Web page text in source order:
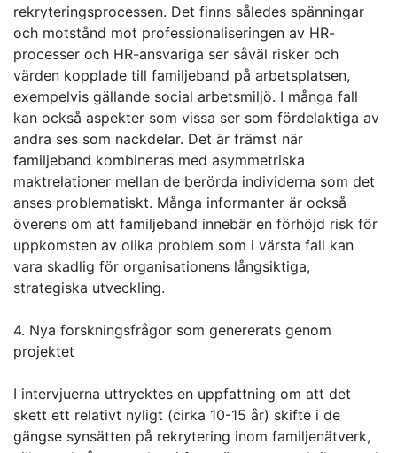
rekryteringsprocessen. Det finns således spänningar
och motstånd mot professionaliseringen av HR-
processer och HR-ansvariga ser såväl risker och
värden kopplade till familjeband på arbetsplatsen,
exempelvis gällande social arbetsmiljö. I många fall
kan också aspekter som vissa ser som fördelaktiga av
andra ses som nackdelar. Det är främst när
familjeband kombineras med asymmetriska
maktrelationer mellan de berörda individerna som det
anses problematiskt. Många informanter är också
överens om att familjeband innebär en förhöjd risk för
uppkomsten av olika problem som i värsta fall kan
vara skadlig för organisationens långsiktiga,
strategiska utveckling.
4. Nya forskningsfrågor som genererats genom
projektet
I intervjuerna uttrycktes en uppfattning om att det
skett ett relativt nyligt (cirka 10-15 år) skifte i de
gängse synsätten på rekrytering inom familjenätverk,